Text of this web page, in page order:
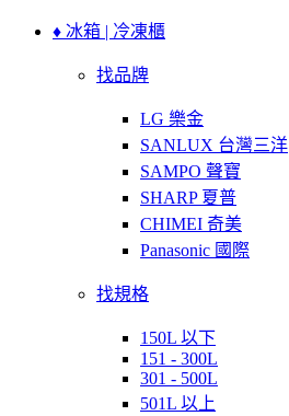
♦ 冰箱 | 冷凍櫃
找品牌
LG 樂金
SANLUX 台灣三洋
SAMPO 聲寶
SHARP 夏普
CHIMEI 奇美
Panasonic 國際
找規格
150L 以下
151 - 300L
301 - 500L
501L 以上